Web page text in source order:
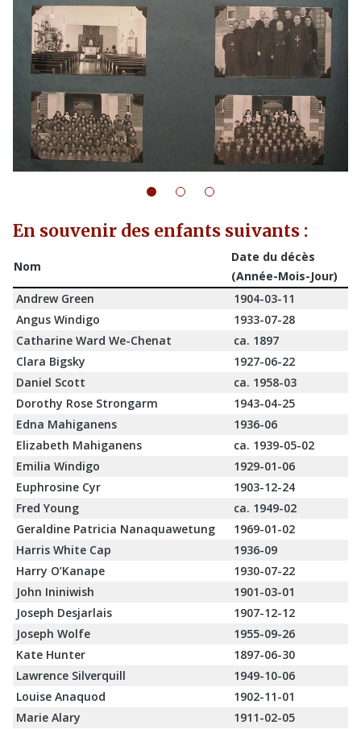
En souvenir des enfants suivants :
Nom
Date du décès
(Année-Mois-Jour)
Andrew Green
1904-03-11
Angus Windigo
1933-07-28
Catharine Ward We-Chenat
ca. 1897
Clara Bigsky
1927-06-22
Daniel Scott
ca. 1958-03
Dorothy Rose Strongarm
1943-04-25
Edna Mahiganens
1936-06
Elizabeth Mahiganens
ca. 1939-05-02
Emilia Windigo
1929-01-06
Euphrosine Cyr
1903-12-24
Fred Young
ca. 1949-02
Geraldine Patricia Nanaquawetung
1969-01-02
Harris White Cap
1936-09
Harry O’Kanape
1930-07-22
John Ininiwish
1901-03-01
Joseph Desjarlais
1907-12-12
Joseph Wolfe
1955-09-26
Kate Hunter
1897-06-30
Lawrence Silverquill
1949-10-06
Louise Anaquod
1902-11-01
Marie Alary
1911-02-05